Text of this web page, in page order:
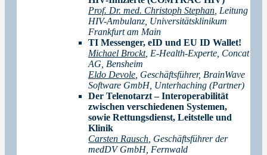
Prof. Dr. med. Christoph Stephan , Leitung
HIV-Ambulanz, Universitätsklinikum
Frankfurt am Main
TI Messenger, eID und EU ID Wallet!
Michael Brockt, E-Health-Experte, Concat
AG, Bensheim
Eldo Devole , Geschäftsführer, BrainWave
Software GmbH, Unterhaching (Partner)
Der Telenotarzt – Interoperabilität
zwischen verschiedenen Systemen,
sowie Rettungsdienst, Leitstelle und
Klinik
Carsten Rausch , Geschäftsführer der
medDV GmbH, Fernwald